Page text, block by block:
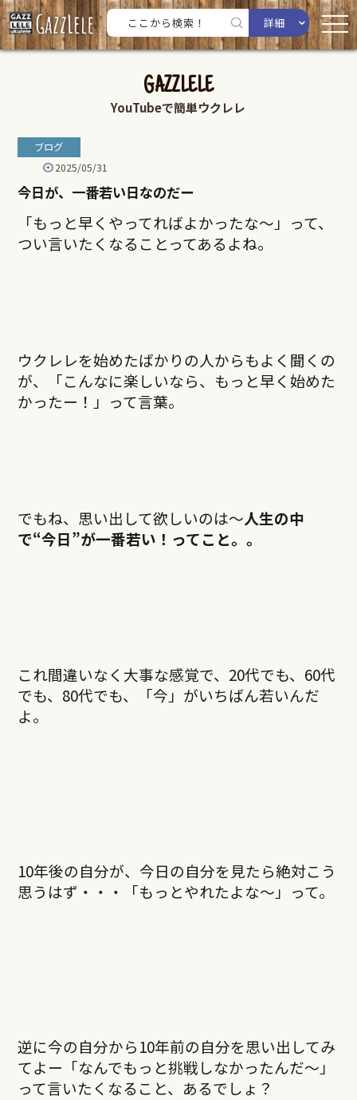
詳細
GAZZLELE
YouTubeで簡単ウクレレ
ブログ
2025/05/31
今日が、一番若い日なのだー
「もっと早くやってればよかったな〜」って、
つい言いたくなることってあるよね。
ウクレレを始めたばかりの人からもよく聞くの
が、「こんなに楽しいなら、もっと早く始めた
かったー！」って言葉。
でもね、思い出して欲しいのは〜人生の中
で“今日”が一番若い！ってこと。。
これ間違いなく大事な感覚で、20代でも、60代
でも、80代でも、「今」がいちばん若いんだ
よ。
10年後の自分が、今日の自分を見たら絶対こう
思うはず・・・「もっとやれたよな〜」って。
逆に今の自分から10年前の自分を思い出してみ
てよー「なんでもっと挑戦しなかったんだ〜」
って言いたくなること、あるでしょ？